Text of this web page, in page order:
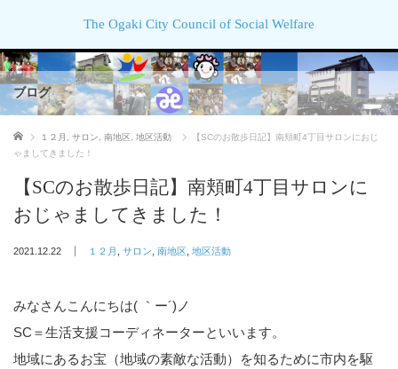
The Ogaki City Council of Social Welfare
ブログ
ホーム １２月 サロン 南地区 地区活動
【SCのお散歩日記】南頬町4丁目サロンにおじ
ゃましてきました！
【SCのお散歩日記】南頬町4丁目サロンに
おじゃましてきました！
2021.12.22 １２月 サロン 南地区 地区活動
みなさんこんにちは( ｀ー´)ノ
SC＝生活支援コーディネーターといいます。
地域にあるお宝（地域の素敵な活動）を知るために市内を駆